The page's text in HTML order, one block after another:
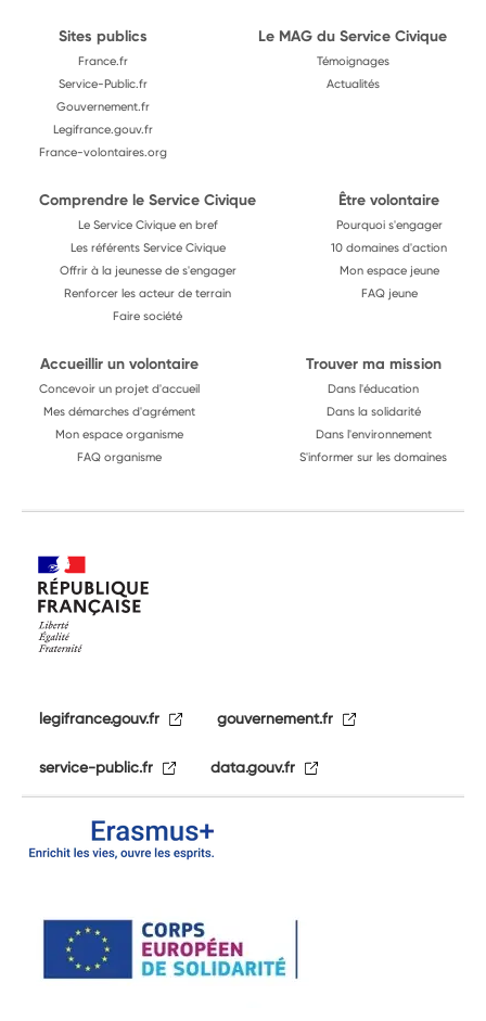
Sites publics
France.fr
Service-Public.fr
Gouvernement.fr
Legifrance.gouv.fr
France-volontaires.org
Le MAG du Service Civique
Témoignages
Actualités
Comprendre le Service Civique
Le Service Civique en bref
Les référents Service Civique
Offrir à la jeunesse de s'engager
Renforcer les acteur de terrain
Faire société
Être volontaire
Pourquoi s'engager
10 domaines d'action
Mon espace jeune
FAQ jeune
Accueillir un volontaire
Concevoir un projet d'accueil
Mes démarches d'agrément
Mon espace organisme
FAQ organisme
Trouver ma mission
Dans l'éducation
Dans la solidarité
Dans l'environnement
S'informer sur les domaines
legifrance.gouv.fr gouvernement.fr
service-public.fr data.gouv.fr